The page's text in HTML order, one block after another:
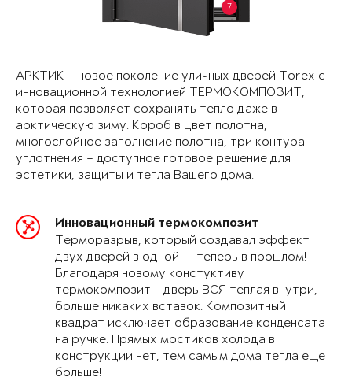
7
АРКТИК – новое поколение уличных дверей Torex с
инновационной технологией ТЕРМОКОМПОЗИТ,
которая позволяет сохранять тепло даже в
арктическую зиму. Короб в цвет полотна,
многослойное заполнение полотна, три контура
уплотнения – доступное готовое решение для
эстетики, защиты и тепла Вашего дома.
Инновационный термокомпозит
Терморазрыв, который создавал эффект
двух дверей в одной — теперь в прошлом!
Благодаря новому констуктиву
термокомпозит - дверь ВСЯ теплая внутри,
больше никаких вставок. Композитный
квадрат исключает образование конденсата
на ручке. Прямых мостиков холода в
конструкции нет, тем самым дома тепла еще
больше!